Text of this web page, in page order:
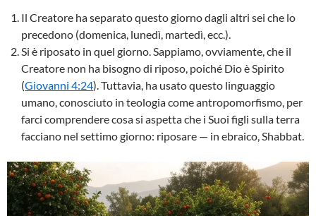
Il Creatore ha separato questo giorno dagli altri sei che lo
precedono (domenica, lunedì, martedì, ecc.).
Si è riposato in quel giorno. Sappiamo, ovviamente, che il
Creatore non ha bisogno di riposo, poiché Dio è Spirito
(Giovanni 4:24). Tuttavia, ha usato questo linguaggio
umano, conosciuto in teologia come antropomorfismo, per
farci comprendere cosa si aspetta che i Suoi figli sulla terra
facciano nel settimo giorno: riposare — in ebraico, Shabbat.